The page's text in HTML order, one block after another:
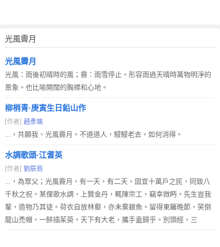
光風霽月
光風霽月
光風：雨後初晴時的風；霽：雨雪停止。形容雨過天晴時萬物明淨的
景象。也比喻開闊的胸襟和心地。
柳梢青·庚寅生日鉛山作
[作者] 趙彥端
...，共願我、光風霽月。不道道人，駸駸老去，如何消得。
水調歌頭·江耆英
[作者] 劉辰翁
...，為眾父；光風霽月，有一天，有二天。固宜十萬戶之民，同致八
千秋之祝。某俚歌水調，上贊金丹，輒陳宗工，竊幸微眄。先生豈我
輩，造物乃其徒。荷衣自放林壑，亦未棄銀魚。留得東籬晚節，笑倒
龍山禿帽，一醉插茱萸。天下有大老，攜手盍歸乎。別頭經，三